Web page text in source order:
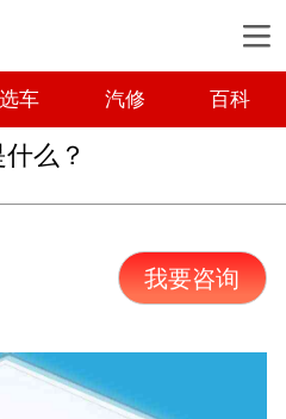
选车 汽修 百科
么？
我要咨询